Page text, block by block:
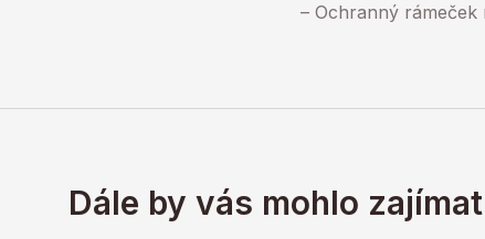
– Ochranný rámeček
Dále by vás mohlo zajímat